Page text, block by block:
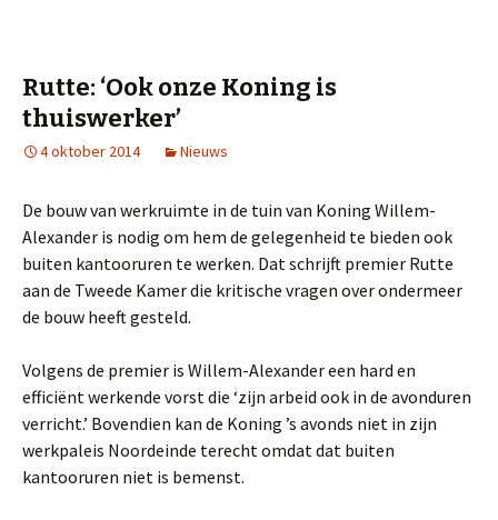
Rutte: ‘Ook onze Koning is
thuiswerker’
4 oktober 2014 Nieuws
De bouw van werkruimte in de tuin van Koning Willem-
Alexander is nodig om hem de gelegenheid te bieden ook
buiten kantooruren te werken. Dat schrijft premier Rutte
aan de Tweede Kamer die kritische vragen over ondermeer
de bouw heeft gesteld.
Volgens de premier is Willem-Alexander een hard en
efficiënt werkende vorst die ‘zijn arbeid ook in de avonduren
verricht.’ Bovendien kan de Koning ’s avonds niet in zijn
werkpaleis Noordeinde terecht omdat dat buiten
kantooruren niet is bemenst.